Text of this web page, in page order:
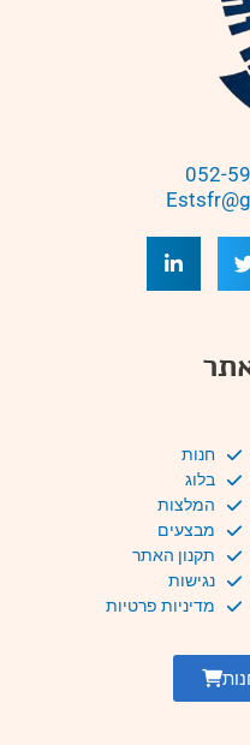
052-
חנות
בלוג
המלצות
מבצעים
תקנון האתר
נגישות
מדיניות פרטיות